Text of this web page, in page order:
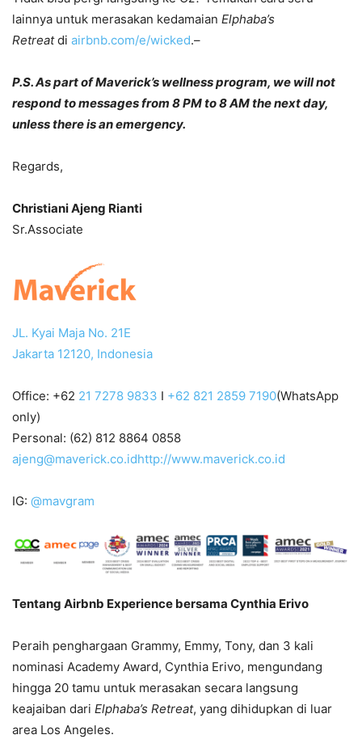
lainnya untuk merasakan kedamaian Elphaba’s
Retreatdi airbnb.com/e/wicked.–
P.S. As part of Maverick’s wellness program, we will not
respond to messages from 8 PM to 8 AM the next day,
unless there is an emergency.
Regards,
Christiani Ajeng Rianti
Sr.Associate
JL. Kyai Maja No. 21E
Jakarta 12120, Indonesia
Office: +62 21 7278 9833 I +62 821 2859 7190(WhatsApp
only)
Personal: (62) 812 8864 0858
ajeng@maverick.co.idhttp://www.maverick.co.id
IG: @mavgram
Tentang Airbnb Experience bersama Cynthia Erivo
Peraih penghargaan Grammy, Emmy, Tony, dan 3 kali
nominasi Academy Award, Cynthia Erivo, mengundang
hingga 20 tamu untuk merasakan secara langsung
keajaiban dari Elphaba’s Retreat, yang dihidupkan di luar
area Los Angeles.